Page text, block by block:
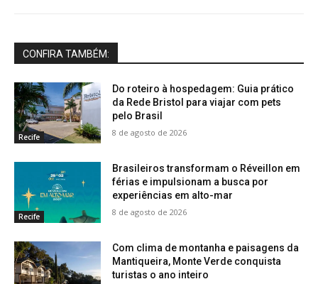
CONFIRA TAMBÉM:
Recife
Do roteiro à hospedagem: Guia prático
da Rede Bristol para viajar com pets
pelo Brasil
8 de agosto de 2026
Recife
Brasileiros transformam o Réveillon em
férias e impulsionam a busca por
experiências em alto-mar
8 de agosto de 2026
Com clima de montanha e paisagens da
Mantiqueira, Monte Verde conquista
turistas o ano inteiro